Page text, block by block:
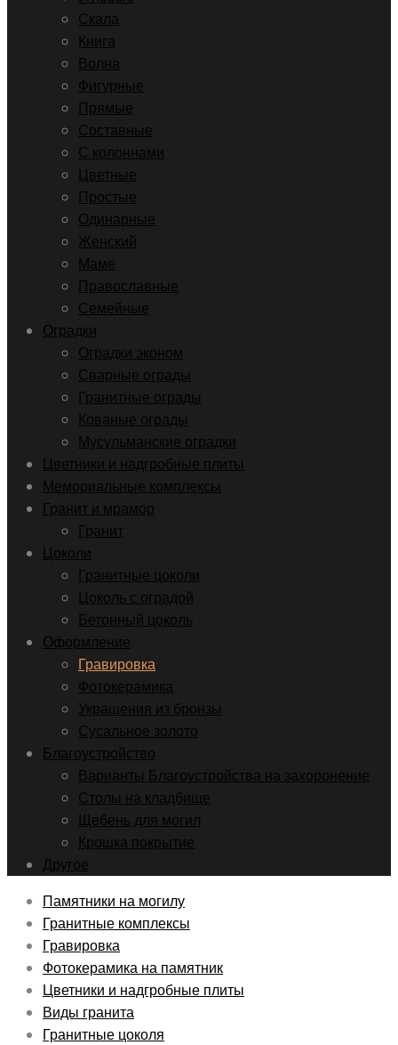
Скала
Книга
Волна
Фигурные
Прямые
Составные
С колоннами
Цветные
Простые
Одинарные
Женский
Маме
Православные
Семейные
Оградки
Оградки эконом
Сварные ограды
Гранитные ограды
Кованые ограды
Мусульманские оградки
Цветники и надгробные плиты
Мемориальные комплексы
Гранит и мрамор
Гранит
Цоколи
Гранитные цоколи
Цоколь с оградой
Бетонный цоколь
Оформление
Гравировка
Фотокерамика
Украшения из бронзы
Сусальное золото
Благоустройство
Варианты Благоустройства на захоронение
Столы на кладбище
Щебень для могил
Крошка покрытие
Другое
Памятники на могилу
Гранитные комплексы
Гравировка
Фотокерамика на памятник
Цветники и надгробные плиты
Виды гранита
Гранитные цоколя